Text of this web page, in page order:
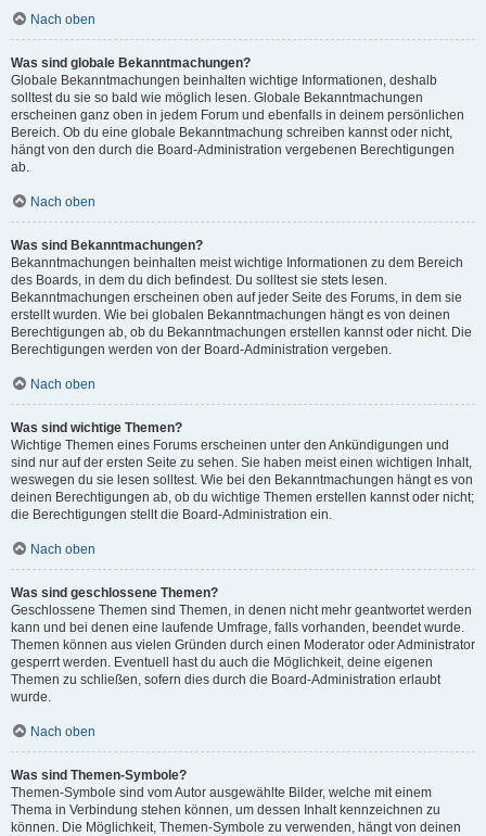
Nach oben
Was sind globale Bekanntmachungen?
Globale Bekanntmachungen beinhalten wichtige Informationen, deshalb
solltest du sie so bald wie möglich lesen. Globale Bekanntmachungen
erscheinen ganz oben in jedem Forum und ebenfalls in deinem persönlichen
Bereich. Ob du eine globale Bekanntmachung schreiben kannst oder nicht,
hängt von den durch die Board-Administration vergebenen Berechtigungen
ab.
Nach oben
Was sind Bekanntmachungen?
Bekanntmachungen beinhalten meist wichtige Informationen zu dem Bereich
des Boards, in dem du dich befindest. Du solltest sie stets lesen.
Bekanntmachungen erscheinen oben auf jeder Seite des Forums, in dem sie
erstellt wurden. Wie bei globalen Bekanntmachungen hängt es von deinen
Berechtigungen ab, ob du Bekanntmachungen erstellen kannst oder nicht. Die
Berechtigungen werden von der Board-Administration vergeben.
Nach oben
Was sind wichtige Themen?
Wichtige Themen eines Forums erscheinen unter den Ankündigungen und
sind nur auf der ersten Seite zu sehen. Sie haben meist einen wichtigen Inhalt,
weswegen du sie lesen solltest. Wie bei den Bekanntmachungen hängt es von
deinen Berechtigungen ab, ob du wichtige Themen erstellen kannst oder nicht;
die Berechtigungen stellt die Board-Administration ein.
Nach oben
Was sind geschlossene Themen?
Geschlossene Themen sind Themen, in denen nicht mehr geantwortet werden
kann und bei denen eine laufende Umfrage, falls vorhanden, beendet wurde.
Themen können aus vielen Gründen durch einen Moderator oder Administrator
gesperrt werden. Eventuell hast du auch die Möglichkeit, deine eigenen
Themen zu schließen, sofern dies durch die Board-Administration erlaubt
wurde.
Nach oben
Was sind Themen-Symbole?
Themen-Symbole sind vom Autor ausgewählte Bilder, welche mit einem
Thema in Verbindung stehen können, um dessen Inhalt kennzeichnen zu
können. Die Möglichkeit, Themen-Symbole zu verwenden, hängt von deinen